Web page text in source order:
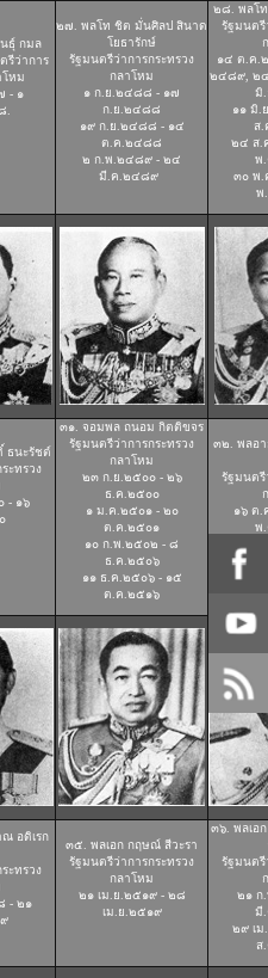
นธุ์ กมล
รีว่าการ
โหม
- ๑
.
๒๗. พลโท ชิต มั่นศิลป สินาด
โยธารักษ์
รัฐมนตรีว่าการกระทรวง
กลาโหม
๑ ก.ย.๒๔๘๘ - ๑๗
ก.ย.๒๔๘๘
๑๙ ก.ย.๒๔๘๘ - ๑๔
ต.ค.๒๔๘๘
๒ ก.พ.๒๔๘๙ - ๒๔
มี.ค.๒๔๘๙
๒๘. พลโ
รัฐมนตรี
๑๔ ต.ค.
๒๔๘๙, ๒
มิ
๑๑ มิ.
ส
๒๔ ส.
พ
๓๐ พ.
พ
ธนะรัชต์
ะทรวง
- ๑๖
๓๑. จอมพล ถนอม กิตติขจร
รัฐมนตรีว่าการกระทรวง
กลาโหม
๒๓ ก.ย.๒๕๐๐ - ๒๖
ธ.ค.๒๕๐๐
๑ ม.ค.๒๕๐๑ - ๒๐
ต.ค.๒๕๐๑
๑๐ ก.พ.๒๕๐๒ - ๘
ธ.ค.๒๕๐๖
๑๑ ธ.ค.๒๕๐๖ - ๑๕
ต.ค.๒๕๑๖
๓๒. พลอา
รัฐมนตรี
๑๖ ต.
พ
อดิเรก
ะทรวง
- ๒๑
๓๕. พลเอก กฤษณ์ สีวะรา
รัฐมนตรีว่าการกระทรวง
กลาโหม
๒๑ เม.ย.๒๕๑๙ - ๒๘
เม.ย.๒๕๑๙
๓๖. พลเอ
รัฐมนตรี
๒๑ ก
มี
๒๙ เ
ส